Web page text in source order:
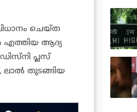
ചെയ്ത
എത്തിയ ആദ്യ
പ്ലസ്
ലാല്‍ തുടങ്ങിയ